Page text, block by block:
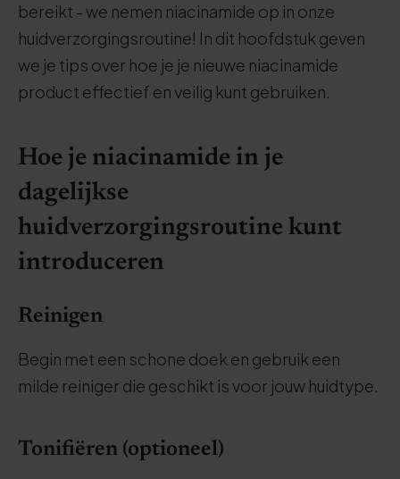
bereikt - we nemen niacinamide op in onze
huidverzorgingsroutine! In dit hoofdstuk geven
we je tips over hoe je je nieuwe niacinamide
product effectief en veilig kunt gebruiken.
Hoe je niacinamide in je
dagelijkse
huidverzorgingsroutine kunt
introduceren
Reinigen
Begin met een schone doek en gebruik een
milde reiniger die geschikt is voor jouw huidtype.
Tonifiëren (optioneel)